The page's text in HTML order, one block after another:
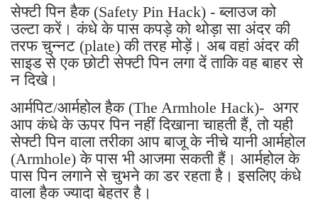
सेफ्टी पिन हैक (Safety Pin Hack) - ब्लाउज को
उल्टा करें। कंधे के पास कपड़े को थोड़ा सा अंदर की
तरफ चुन्नट (plate) की तरह मोड़ें। अब वहां अंदर की
साइड से एक छोटी सेफ्टी पिन लगा दें ताकि वह बाहर से
न दिखे।
आर्मपिट/आर्महोल हैक (The Armhole Hack)- अगर
आप कंधे के ऊपर पिन नहीं दिखाना चाहती हैं, तो यही
सेफ्टी पिन वाला तरीका आप बाजू के नीचे यानी आर्महोल
(Armhole) के पास भी आजमा सकती हैं। आर्महोल के
पास पिन लगाने से चुभने का डर रहता है। इसलिए कंधे
वाला हैक ज्यादा बेहतर है।